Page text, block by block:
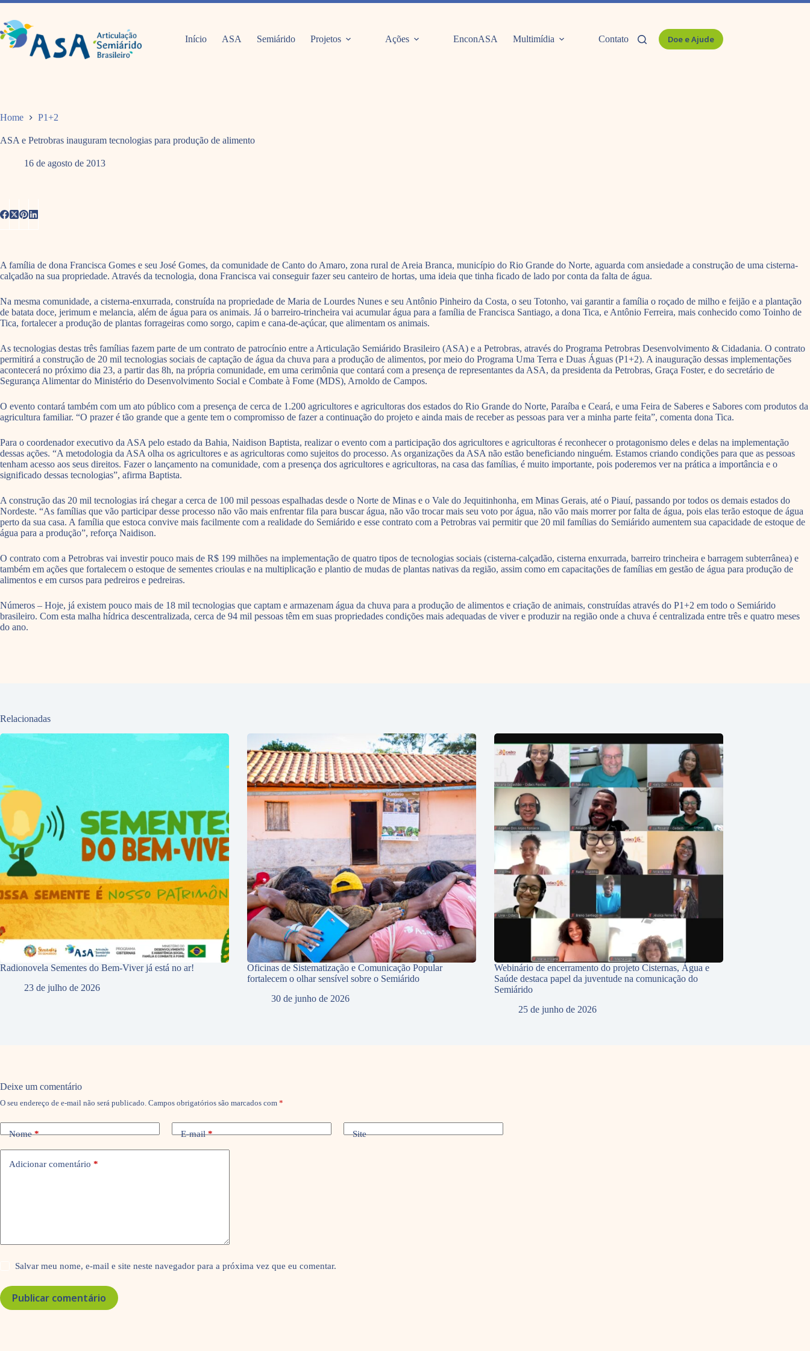
Pular
o
conteúdo
Início ASA Semiárido Projetos Ações EnconASA Multimídia Contato Doe e Ajude
Home P1+2
ASA e Petrobras inauguram tecnologias para produção de alimento
16 de agosto de 2013
A família de dona Francisca Gomes e seu José Gomes, da comunidade de Canto do Amaro, zona rural de Areia Branca, município do Rio Grande do Norte, aguarda com ansiedade a construção de uma cisterna-
calçadão na sua propriedade. Através da tecnologia, dona Francisca vai conseguir fazer seu canteiro de hortas, uma ideia que tinha ficado de lado por conta da falta de água.
Na mesma comunidade, a cisterna-enxurrada, construída na propriedade de Maria de Lourdes Nunes e seu Antônio Pinheiro da Costa, o seu Totonho, vai garantir a família o roçado de milho e feijão e a plantação
de batata doce, jerimum e melancia, além de água para os animais. Já o barreiro-trincheira vai acumular água para a família de Francisca Santiago, a dona Tica, e Antônio Ferreira, mais conhecido como Toinho de
Tica, fortalecer a produção de plantas forrageiras como sorgo, capim e cana-de-açúcar, que alimentam os animais.
As tecnologias destas três famílias fazem parte de um contrato de patrocínio entre a Articulação Semiárido Brasileiro (ASA) e a Petrobras, através do Programa Petrobras Desenvolvimento & Cidadania. O contrato
permitirá a construção de 20 mil tecnologias sociais de captação de água da chuva para a produção de alimentos, por meio do Programa Uma Terra e Duas Águas (P1+2). A inauguração dessas implementações
acontecerá no próximo dia 23, a partir das 8h, na própria comunidade, em uma cerimônia que contará com a presença de representantes da ASA, da presidenta da Petrobras, Graça Foster, e do secretário de
Segurança Alimentar do Ministério do Desenvolvimento Social e Combate à Fome (MDS), Arnoldo de Campos.
O evento contará também com um ato público com a presença de cerca de 1.200 agricultores e agricultoras dos estados do Rio Grande do Norte, Paraíba e Ceará, e uma Feira de Saberes e Sabores com produtos da
agricultura familiar. “O prazer é tão grande que a gente tem o compromisso de fazer a continuação do projeto e ainda mais de receber as pessoas para ver a minha parte feita”, comenta dona Tica.
Para o coordenador executivo da ASA pelo estado da Bahia, Naidison Baptista, realizar o evento com a participação dos agricultores e agricultoras é reconhecer o protagonismo deles e delas na implementação
dessas ações. “A metodologia da ASA olha os agricultores e as agricultoras como sujeitos do processo. As organizações da ASA não estão beneficiando ninguém. Estamos criando condições para que as pessoas
tenham acesso aos seus direitos. Fazer o lançamento na comunidade, com a presença dos agricultores e agricultoras, na casa das famílias, é muito importante, pois poderemos ver na prática a importância e o
significado dessas tecnologias”, afirma Baptista.
A construção das 20 mil tecnologias irá chegar a cerca de 100 mil pessoas espalhadas desde o Norte de Minas e o Vale do Jequitinhonha, em Minas Gerais, até o Piauí, passando por todos os demais estados do
Nordeste. “As famílias que vão participar desse processo não vão mais enfrentar fila para buscar água, não vão trocar mais seu voto por água, não vão mais morrer por falta de água, pois elas terão estoque de água
perto da sua casa. A família que estoca convive mais facilmente com a realidade do Semiárido e esse contrato com a Petrobras vai permitir que 20 mil famílias do Semiárido aumentem sua capacidade de estoque de
água para a produção”, reforça Naidison.
O contrato com a Petrobras vai investir pouco mais de R$ 199 milhões na implementação de quatro tipos de tecnologias sociais (cisterna-calçadão, cisterna enxurrada, barreiro trincheira e barragem subterrânea) e
também em ações que fortalecem o estoque de sementes crioulas e na multiplicação e plantio de mudas de plantas nativas da região, assim como em capacitações de famílias em gestão de água para produção de
alimentos e em cursos para pedreiros e pedreiras.
Números – Hoje, já existem pouco mais de 18 mil tecnologias que captam e armazenam água da chuva para a produção de alimentos e criação de animais, construídas através do P1+2 em todo o Semiárido
brasileiro. Com esta malha hídrica descentralizada, cerca de 94 mil pessoas têm em suas propriedades condições mais adequadas de viver e produzir na região onde a chuva é centralizada entre três e quatro meses
do ano.
Relacionadas
Radionovela Sementes do Bem-Viver já está no ar!
23 de julho de 2026
Oficinas de Sistematização e Comunicação Popular
fortalecem o olhar sensível sobre o Semiárido
30 de junho de 2026
Webinário de encerramento do projeto Cisternas, Água e
Saúde destaca papel da juventude na comunicação do
Semiárido
25 de junho de 2026
Deixe um comentário
O seu endereço de e-mail não será publicado. Campos obrigatórios são marcados com *
Nome* E-mail* Site
Adicionar comentário *
Salvar meu nome, e-mail e site neste navegador para a próxima vez que eu comentar.
Publicar comentário